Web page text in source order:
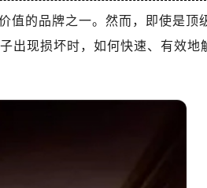
前预约）
室（需提前预约）
室（需提前预约）
办公楼14层07室（需提前预约）
值的品牌之一。然而，即使是顶
出现损坏时，如何快速、有效地